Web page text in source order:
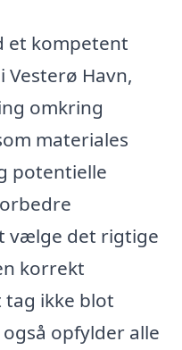
et kompetent
Havn,
omkring
materiales
potentielle
vælge det rigtige
korrekt
ikke blot
opfylder alle